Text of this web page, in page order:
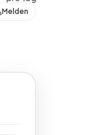
Melden